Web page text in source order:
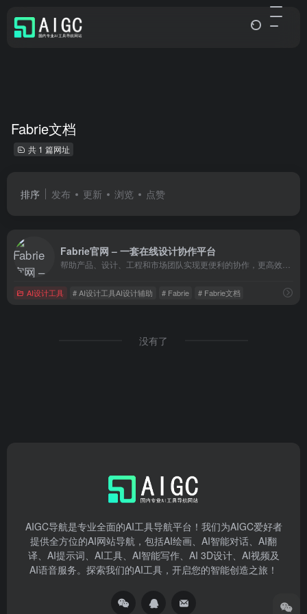
Fabrie文档
共 1 篇网址
排序 发布 更新 浏览 点赞
Fabrie官网 – 一套在线设计协作平台
AI设计工具 # AI设计工具AI设计辅助 # Fabrie # Fabrie文档
没有了
AIGC导航是专业全面的AI工具导航平台！我们为AIGC爱好者
提供全方位的AI网站导航，包括AI绘画、AI智能对话、AI翻
译、AI提示词、AI工具、AI智能写作、AI 3D设计、AI视频及
AI语音服务。探索我们的AI工具，开启您的智能创造之旅！